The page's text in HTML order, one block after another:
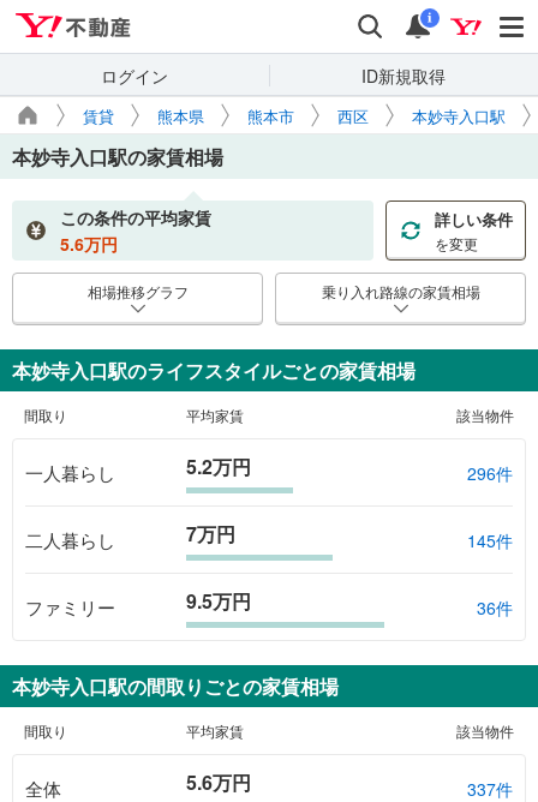
検索 通知
i
ログイン ID新規取得
賃貸 熊本県 熊本市 西区 本妙寺入口駅
本妙寺入口駅の家賃相場
この条件の平均家賃
5.6万円
詳しい条件
を変更
相場推移グラフ 乗り入れ路線の家賃相場
本妙寺入口駅のライフスタイルごとの家賃相場
間取り 平均家賃 該当物件
一人暮らし 5.2万円 296件
二人暮らし 7万円 145件
ファミリー 9.5万円 36件
本妙寺入口駅の間取りごとの家賃相場
間取り 平均家賃 該当物件
全体 5.6万円 337件